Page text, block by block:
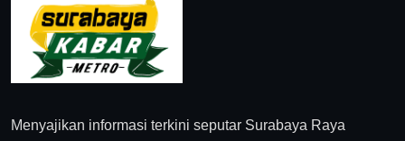
Menyajikan informasi terkini seputar Surabaya Raya